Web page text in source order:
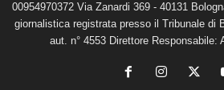
00954970372 Via Zanardi 369 - 40131
giornalistica registrata presso il Tribunale di
aut. n° 4553 Direttore Responsabile: